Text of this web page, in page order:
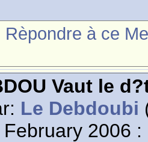
Rèpondre à ce
Vaut le
Le Debdoubi
February 2006 :